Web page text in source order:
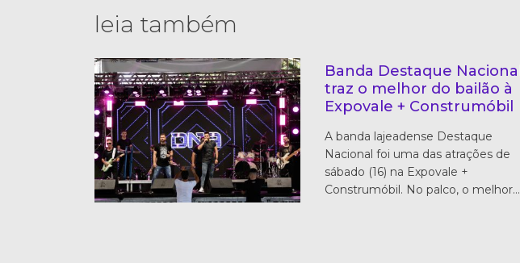
leia também
Banda Destaque Nacional
traz o melhor do bailão à
Expovale + Construmóbil
A banda lajeadense Destaque
Nacional foi uma das atrações de
sábado (16) na Expovale +
Construmóbil. No palco, o melhor…